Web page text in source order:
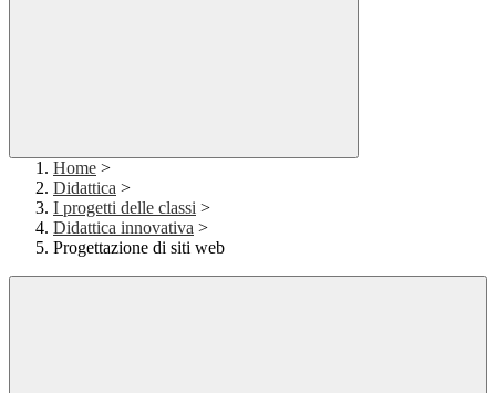
Home >
Didattica >
I progetti delle classi >
Didattica innovativa >
Progettazione di siti web